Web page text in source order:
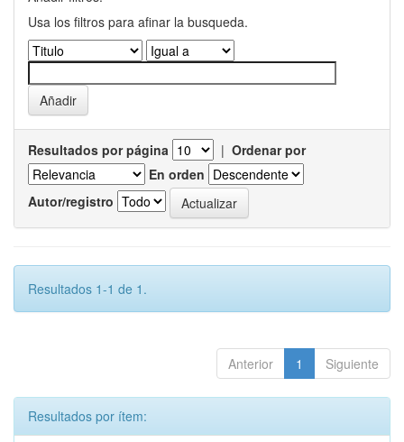
Usa los filtros para afinar la busqueda.
Resultados por página | Ordenar por
En orden
Autor/registro
Resultados 1-1 de 1.
Anterior 1 Siguiente
Resultados por ítem: